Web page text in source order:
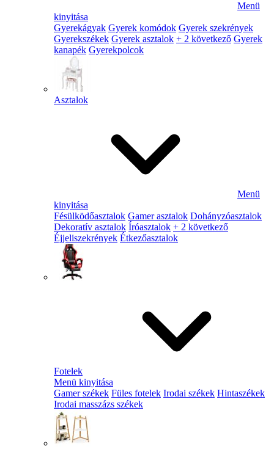
Menü
kinyitása
Gyerekágyak Gyerek komódok Gyerek szekrények
Gyerekszékek Gyerek asztalok + 2 következő Gyerek
kanapék Gyerekpolcok
Asztalok
Menü
kinyitása
Fésülködőasztalok Gamer asztalok Dohányzóasztalok
Dekoratív asztalok Íróasztalok + 2 következő
Éjjeliszekrények Étkezőasztalok
Fotelek
Menü kinyitása
Gamer székek Füles fotelek Irodai székek Hintaszékek
Irodai masszázs székek